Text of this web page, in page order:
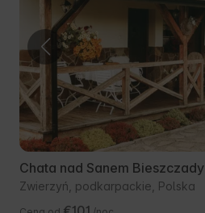
Chata nad Sanem Bieszczady
Zwierzyń, podkarpackie, Polska